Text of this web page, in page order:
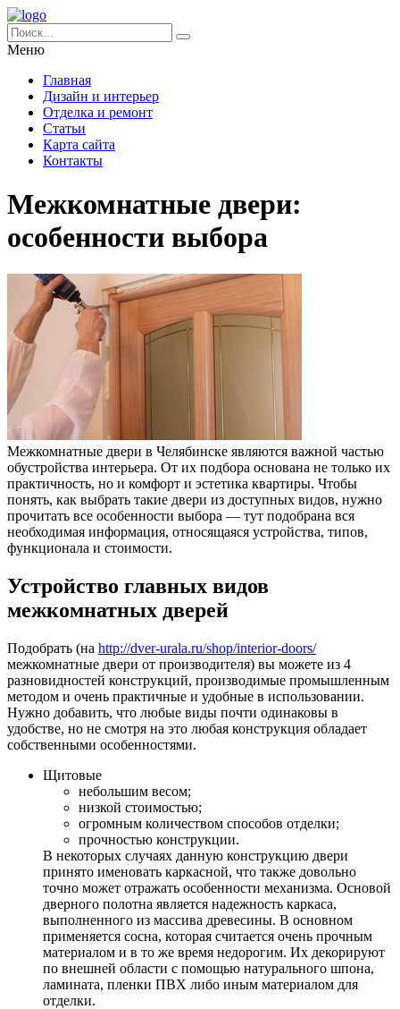
Меню
Главная
Дизайн и интерьер
Отделка и ремонт
Статьи
Карта сайта
Контакты
Межкомнатные двери:
особенности выбора
Межкомнатные двери в Челябинске являются важной частью
обустройства интерьера. От их подбора основана не только их
практичность, но и комфорт и эстетика квартиры. Чтобы
понять, как выбрать такие двери из доступных видов, нужно
прочитать все особенности выбора — тут подобрана вся
необходимая информация, относящаяся устройства, типов,
функционала и стоимости.
Устройство главных видов
межкомнатных дверей
Подобрать (на http://dver-urala.ru/shop/interior-doors/
межкомнатные двери от производителя) вы можете из 4
разновидностей конструкций, производимые промышленным
методом и очень практичные и удобные в использовании.
Нужно добавить, что любые виды почти одинаковы в
удобстве, но не смотря на это любая конструкция обладает
собственными особенностями.
Щитовые
небольшим весом;
низкой стоимостью;
огромным количеством способов отделки;
прочностью конструкции.
В некоторых случаях данную конструкцию двери
принято именовать каркасной, что также довольно
точно может отражать особенности механизма. Основой
дверного полотна является надежность каркаса,
выполненного из массива древесины. В основном
применяется сосна, которая считается очень прочным
материалом и в то же время недорогим. Их декорируют
по внешней области с помощью натурального шпона,
ламината, пленки ПВХ либо иным материалом для
отделки.